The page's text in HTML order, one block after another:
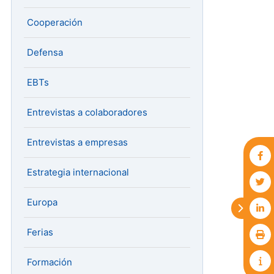
Cooperación
Defensa
EBTs
Entrevistas a colaboradores
Entrevistas a empresas
Estrategia internacional
Europa
Ferias
Formación